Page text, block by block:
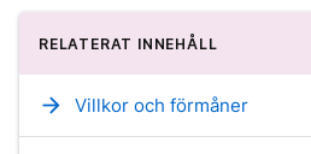
RELATERAT INNEHÅLL
arrow_forward Villkor och förmåner